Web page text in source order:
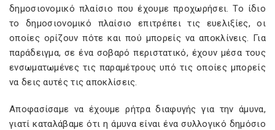
δημοσιονομικό πλαίσιο που έχουμε προχωρήσει. Το ίδιο
το δημοσιονομικό πλαίσιο επιτρέπει τις ευελιξίες, οι
οποίες ορίζουν πότε και πού μπορείς να αποκλίνεις. Για
παράδειγμα, σε ένα σοβαρό περιστατικό, έχουν μέσα τους
ενσωματωμένες τις παραμέτρους υπό τις οποίες μπορείς
να δεις αυτές τις αποκλίσεις.
Αποφασίσαμε να έχουμε ρήτρα διαφυγής για την άμυνα,
γιατί καταλάβαμε ότι η άμυνα είναι ένα συλλογικό δημόσιο